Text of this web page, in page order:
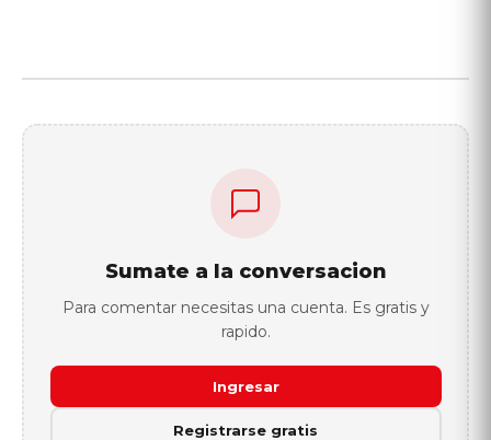
Sumate a la conversacion
Para comentar necesitas una cuenta. Es gratis y
rapido.
Ingresar
Registrarse gratis